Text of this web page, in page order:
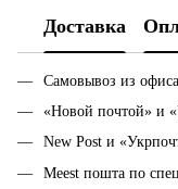
Доставка
Самовывоз из офиса
«Новой почтой» и
New Post и
Meest пошта по